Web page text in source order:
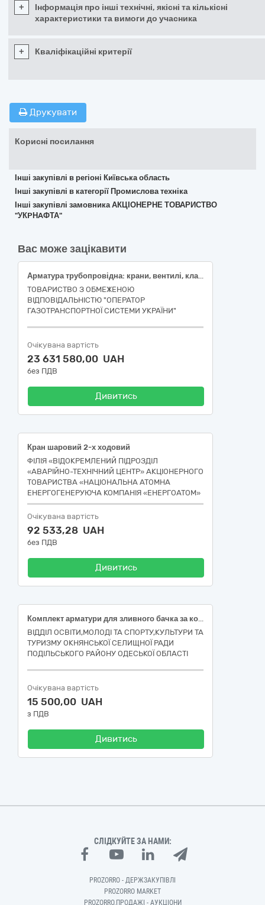
+
Інформація про інші технічні, якісні та кількісні
характеристики та вимоги до учасника
+ Кваліфікаційні критерії
Друкувати
Корисні посилання
Інші закупівлі в регіоні Київська область
Інші закупівлі в категорії Промислова техніка
Інші закупівлі замовника АКЦІОНЕРНЕ ТОВАРИСТВО
"УКPНAФТА"
Вас може зацікавити
Арматура трубопровідна: крани, вентилі, клапани та подібні пристрої (Крани кульові DN 50 - 200)
ТОВАРИСТВО З ОБМЕЖЕНОЮ
ВІДПОВІДАЛЬНІСТЮ "ОПЕРАТОР
ГАЗОТРАНСПОРТНОЇ СИСТЕМИ УКРАЇНИ"
Очікувана вартість
23 631 580,00 UAH
без ПДВ
Дивитись
Кран шаровий 2-х ходовий
ФІЛІЯ «ВІДОКРЕМЛЕНИЙ ПІДРОЗДІЛ
«АВАРІЙНО-ТЕХНІЧНИЙ ЦЕНТР» АКЦІОНЕРНОГО
ТОВАРИСТВА «НАЦІОНАЛЬНА АТОМНА
ЕНЕРГОГЕНЕРУЮЧА КОМПАНІЯ «ЕНЕРГОАТОМ»
Очікувана вартість
92 533,28 UAH
без ПДВ
Дивитись
Комплект арматури для зливного бачка за кодом ДК 021:2015 - 42130000-9 Арматура трубопровідна: крани, вентилі, клапани та подібні пристрої
ВІДДІЛ ОСВІТИ,МОЛОДІ ТА СПОРТУ,КУЛЬТУРИ ТА
ТУРИЗМУ ОКНЯНСЬКОЇ СЕЛИЩНОЇ РАДИ
ПОДІЛЬСЬКОГО РАЙОНУ ОДЕСЬКОЇ ОБЛАСТІ
Очікувана вартість
15 500,00 UAH
з ПДВ
Дивитись
СЛІДКУЙТЕ ЗА НАМИ:
PROZORRO - ДЕРЖЗАКУПІВЛІ
PROZORRO MARKET
PROZORRO.ПРОДАЖІ - АУКЦІОНИ